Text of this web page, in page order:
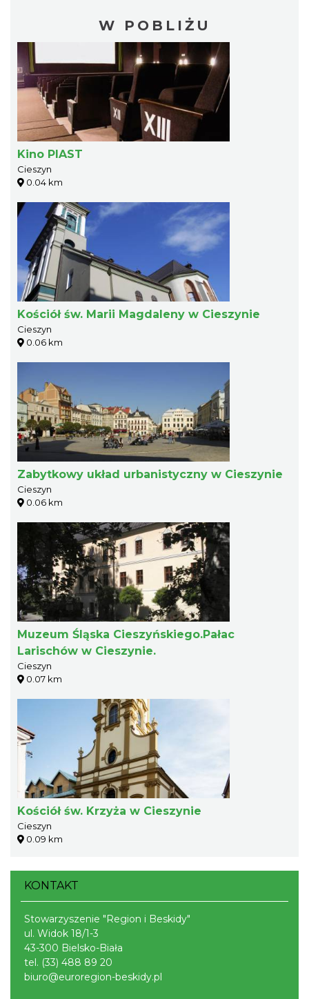
W POBLIŻU
Kino PIAST
Cieszyn
0.04 km
Kościół św. Marii Magdaleny w Cieszynie
Cieszyn
0.06 km
Zabytkowy układ urbanistyczny w Cieszynie
Cieszyn
0.06 km
Muzeum Śląska Cieszyńskiego.Pałac
Larischów w Cieszynie.
Cieszyn
0.07 km
Kościół św. Krzyża w Cieszynie
Cieszyn
0.09 km
KONTAKT
Stowarzyszenie "Region i Beskidy"
ul. Widok 18/1-3
43-300 Bielsko-Biała
tel. (33) 488 89 20
biuro@euroregion-beskidy.pl